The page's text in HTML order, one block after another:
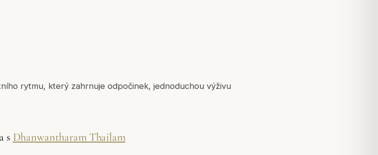
rytmu, který zahrnuje odpočinek, jednoduchou výživu
s Dhanwantharam Thailam